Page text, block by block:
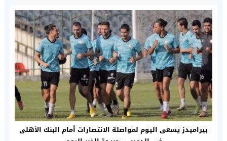
بيراميدز يسعى اليوم لمواصلة الانتصارات أمام البنك الأهلى